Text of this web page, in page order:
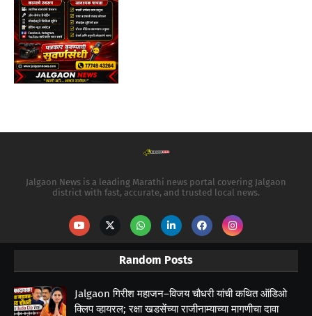
Jalgaon News is a leading Marathi news portal covering Jalgaon
district with fast, accurate, and trusted local news.
Random Posts
Jalgaon गिरीश महाजन–विजय चौधरी यांची कथित ऑडिओ
क्लिप व्हायरल; रक्षा खडसेंच्या राजीनाम्याच्या मागणीचा दावा